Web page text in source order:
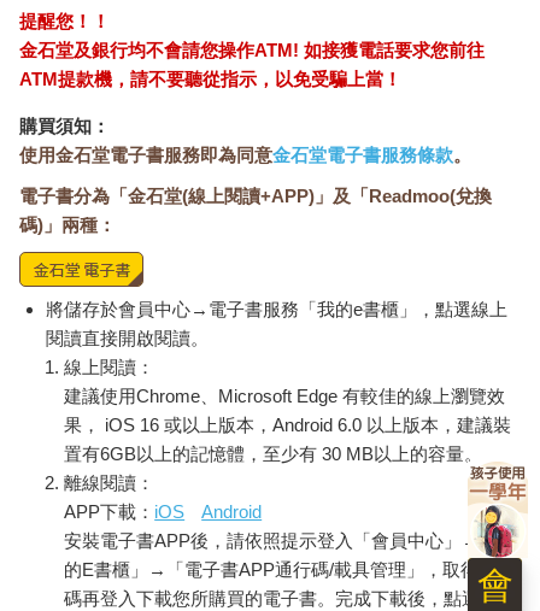
提醒您！！
金石堂及銀行均不會請您操作ATM! 如接獲電話要求您前往
ATM提款機，請不要聽從指示，以免受騙上當！
購買須知：
使用金石堂電子書服務即為同意金石堂電子書服務條款。
電子書分為「金石堂(線上閱讀+APP)」及「Readmoo(兌換
碼)」兩種：
將儲存於會員中心→電子書服務「我的e書櫃」，點選線上
閱讀直接開啟閱讀。
線上閱讀：
建議使用Chrome、Microsoft Edge 有較佳的線上瀏覽效
果， iOS 16 或以上版本，Android 6.0 以上版本，建議裝
置有6GB以上的記憶體，至少有 30 MB以上的容量。
離線閱讀：
APP下載： iOS
Android
安裝電子書APP後，請依照提示登入「會員中心」→「我
的E書櫃」→「電子書APP通行碼/載具管理」，取得通行
碼再登入下載您所購買的電子書。完成下載後，點選任一
會